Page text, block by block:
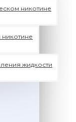
никотине
жидкости